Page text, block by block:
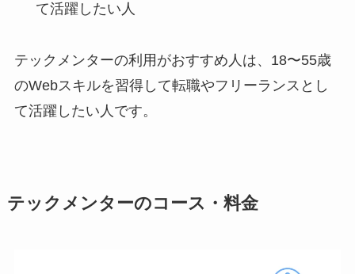
て活躍したい人
テックメンターの利用がおすすめ人は、18〜55歳
のWebスキルを習得して転職やフリーランスとし
て活躍したい人です。
テックメンターのコース・料金